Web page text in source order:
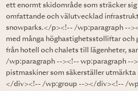
ett enormt skidområde som sträcker
omfattande och välutvecklad
snowparks.</p><!-- /wp:paragraph --
med många höghastighetsstolliftar
från hotell och chalets till lägenheter,
/wp:paragraph --><!-- wp:paragraph --
pistmaskiner som säkerställer
</div><!-- /wp:group --></div><!-- /